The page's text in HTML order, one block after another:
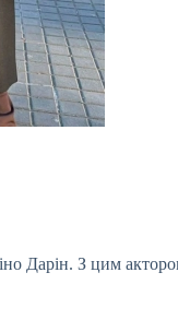
Дарін. З цим